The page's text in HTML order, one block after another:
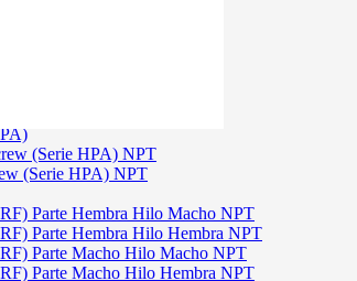
(Serie HPA) NPT
(Serie HPA) NPT
Parte Hembra Hilo Macho NPT
Parte Hembra Hilo Hembra NPT
Parte Macho Hilo Macho NPT
Parte Macho Hilo Hembra NPT